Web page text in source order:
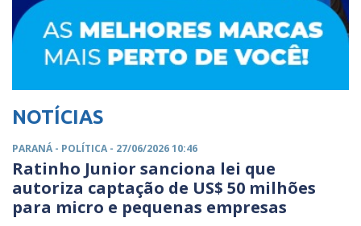
NOTÍCIAS
PARANÁ - POLÍTICA - 27/06/2026 10:46
Ratinho Junior sanciona lei que
autoriza captação de US$ 50 milhões
para micro e pequenas empresas